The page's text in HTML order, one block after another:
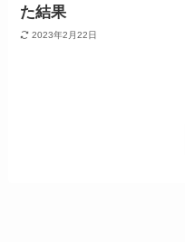
た結果
2023年2月22日